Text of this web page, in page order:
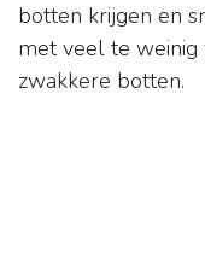
botten krijgen en
met veel te weinig
zwakkere botten.